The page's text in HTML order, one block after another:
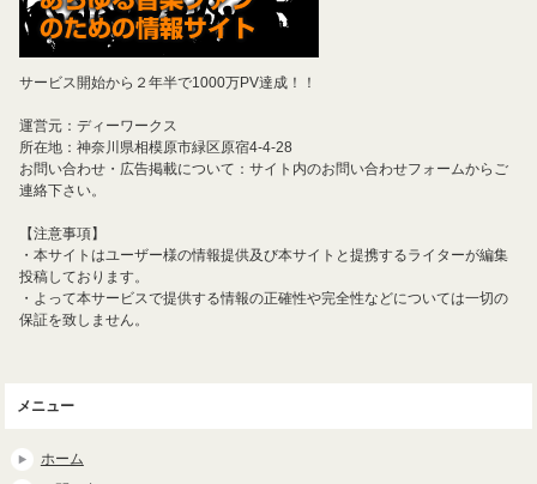
サービス開始から２年半で1000万PV達成！！
運営元：ディーワークス
所在地：神奈川県相模原市緑区原宿4-4-28
お問い合わせ・広告掲載について：サイト内のお問い合わせフォームからご
連絡下さい。
【注意事項】
・本サイトはユーザー様の情報提供及び本サイトと提携するライターが編集
投稿しております。
・よって本サービスで提供する情報の正確性や完全性などについては一切の
保証を致しません。
メニュー
ホーム